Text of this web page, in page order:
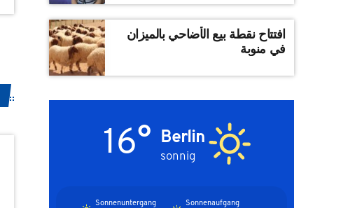
افتتاح نقطة بيع الأضاحي بالميزان
في منوبة
Berlin
sonnig
16°
Sonnenaufgang
Sonnenuntergang